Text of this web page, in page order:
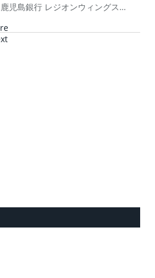
児島銀行 レジオンウィングス…